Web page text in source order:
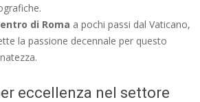
di Roma a pochi passi dal Vaticano,
la passione decennale per questo
eccellenza nel settore